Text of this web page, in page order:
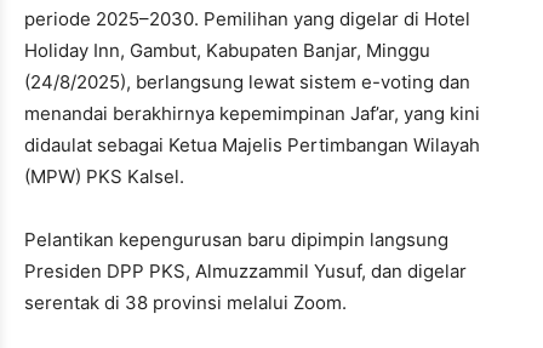
periode 2025–2030. Pemilihan yang digelar di Hotel
Holiday Inn, Gambut, Kabupaten Banjar, Minggu
(24/8/2025), berlangsung lewat sistem e-voting dan
menandai berakhirnya kepemimpinan Jaf’ar, yang kini
didaulat sebagai Ketua Majelis Pertimbangan Wilayah
(MPW) PKS Kalsel.
Pelantikan kepengurusan baru dipimpin langsung
Presiden DPP PKS, Almuzzammil Yusuf, dan digelar
serentak di 38 provinsi melalui Zoom.